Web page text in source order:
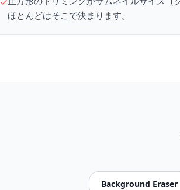
ほとんどはそこで決まります。
Background Eraser